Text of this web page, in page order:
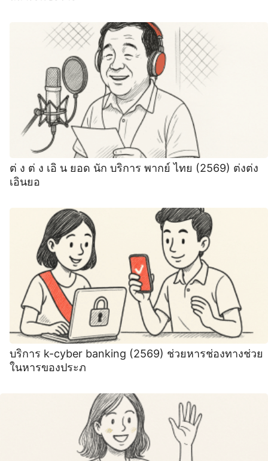
ต่ ง ต่ ง เอิ น ยอด นัก บริการ พากย์ ไทย (2569) ต่งต่ง
เอินยอ
บริการ k-cyber banking (2569) ช่วยหารช่องทางช่วย
ในหารของประภ